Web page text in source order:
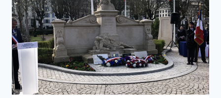
PENDANT
LA
GUERRE
D’ALGÉRIE
ET
LES
COMBATS
DU
MAROC